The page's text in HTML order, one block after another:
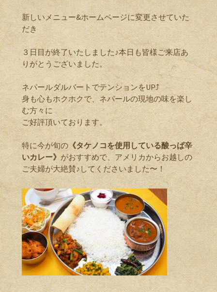
新しいメニュー&ホームページに変更させていた
だき
３日目が終了いたしました♪本日も皆様ご来店あ
りがとうございました。
ネパールダルバートでテンションをUP⤴️
身も心もホクホクで、ネパールの現地の味を楽し
む方々に
ご好評頂いております。
特に今が旬の 《タケノコを使用している酸っぱ辛
いカレー》 がおすすめで、アメリカからお越しの
ご夫婦が大絶賛♪してくださいました〜！